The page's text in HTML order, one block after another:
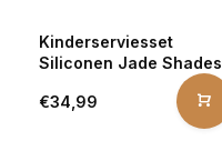
Kinderserviesset
Siliconen Jade Shades
€34,99